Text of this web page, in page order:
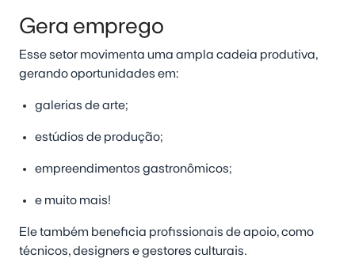
Gera emprego
Esse setor movimenta uma ampla cadeia produtiva,
gerando oportunidades em:
galerias de arte;
estúdios de produção;
empreendimentos gastronômicos;
e muito mais!
Ele também beneficia profissionais de apoio, como
técnicos, designers e gestores culturais.